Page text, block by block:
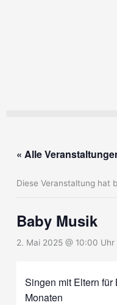
« Alle
Diese Veranstaltung hat
Baby Musik
2. Mai 2025 @ 10:00 Uhr
Singen mit Eltern
Monaten